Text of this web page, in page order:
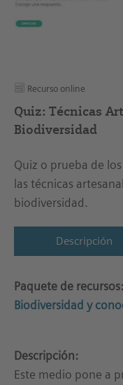
Recurso online
Quiz: Técnicas
Biodiversidad
Quiz o prueba de
las técnicas
biodiversidad.
Descripción
Paquete de recursos:
Biodiversidad y
Descripción:
Este medio pone a